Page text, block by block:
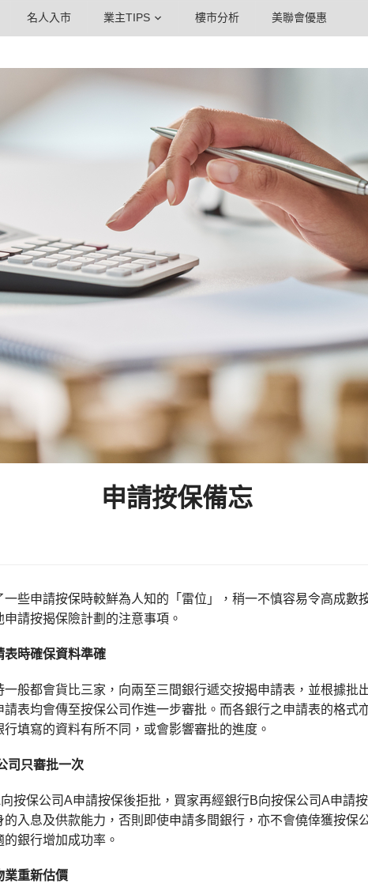
名人入市 業主TIPS 樓市分析 美聯會優惠
申請按保備忘
一些申請按保時較鮮為人知的「雷位」，稍一不慎容易令高成數
請按揭保險計劃的注意事項。
表時確保資料準確
一般都會貨比三家，向兩至三間銀行遞交按揭申請表，並根據批
請表均會傳至按保公司作進一步審批。而各銀行之申請表的格式
填寫的資料有所不同，或會影響審批的進度。
司只審批一次
按保公司A申請按保後拒批，買家再經銀行B向按保公司A申請
的入息及供款能力，否則即使申請多間銀行，亦不會僥倖獲按保
銀行增加成功率。
業重新估價